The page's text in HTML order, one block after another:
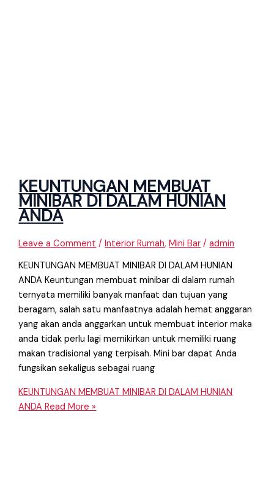
KEUNTUNGAN MEMBUAT
MINIBAR DI DALAM HUNIAN
ANDA
Leave a Comment /Interior Rumah,Mini Bar /admin
KEUNTUNGAN MEMBUAT MINIBAR DI DALAM HUNIAN
ANDA Keuntungan membuat minibar di dalam rumah
ternyata memiliki banyak manfaat dan tujuan yang
beragam, salah satu manfaatnya adalah hemat anggaran
yang akan anda anggarkan untuk membuat interior maka
anda tidak perlu lagi memikirkan untuk memiliki ruang
makan tradisional yang terpisah. Mini bar dapat Anda
fungsikan sekaligus sebagai ruang
KEUNTUNGAN MEMBUAT MINIBAR DI DALAM HUNIAN
ANDA Read More »